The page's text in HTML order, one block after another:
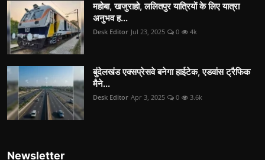
महोबा, खजुराहो, ललितपुर यात्रियों के लिए यात्रा
अनुभव ह...
Desk Editor Jul 23, 2025 0 4k
बुंदेलखंड एक्सप्रेसवे बनेगा हाईटेक, एडवांस ट्रैफिक
मैने...
Desk Editor Apr 3, 2025 0 3.6k
Newsletter